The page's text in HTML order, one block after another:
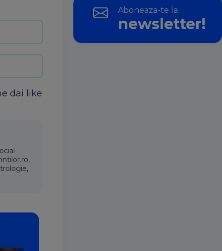
dai like
Aboneaza-te la
newsletter!